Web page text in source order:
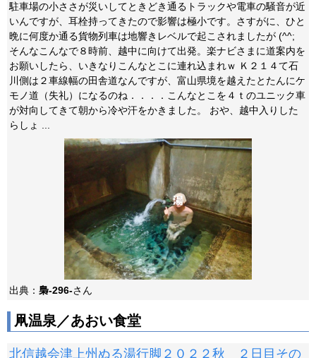
駐車場の小ささが災いしてときどき通るトラックや電車の騒音が近
いんですが、耳栓持ってきたので影響は極小です。さすがに、ひと
晩に何度か通る貨物列車は地響きレベルで起こされましたが (^^;
そんなこんなで８時前、越中に向けて出発。楽ナビさまに道案内を
お願いしたら、いきなりこんなとこに連れ込まれｗ Ｋ２１４て石
川側は２車線幅の田舎道なんですが、富山県境を越えたとたんにケ
モノ道（失礼）になるのね．．．．こんなとこを４ｔのユニック車
が対向してきて朝から冷や汗をかきました。 おや、越中入りした
らしょ ...
出典： 梟-296-さん
凧温泉／あおい食堂
北信越会津上州ぬる湯行脚２０２２秋 ２日目その